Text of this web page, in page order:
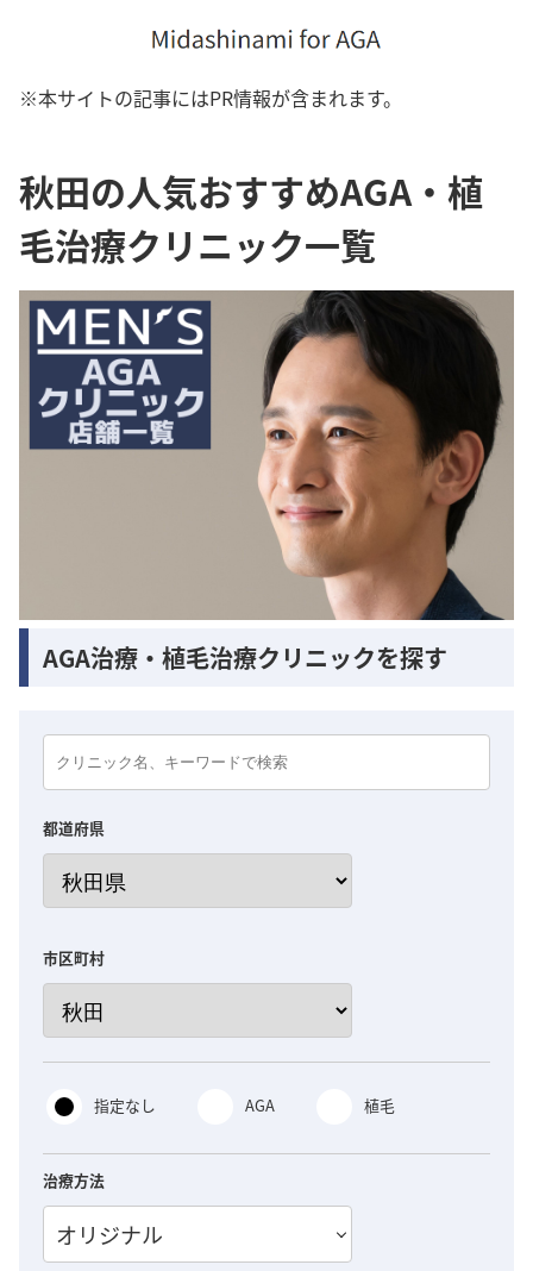
※本サイトの記事にはPR情報が含まれます。
秋田の人気おすすめAGA・植
毛治療クリニック一覧
AGA治療・植毛治療クリニックを探す
都道府県
市区町村
指定なし AGA 植毛
治療方法
オリジナル